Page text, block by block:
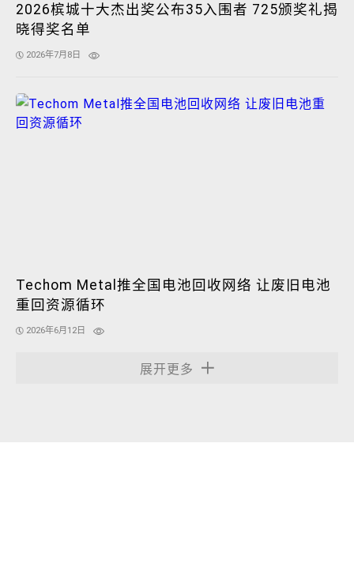
2026槟城十大杰出奖公布35入围者 725颁奖礼揭
晓得奖名单
2026年7月8日
Techom Metal推全国电池回收网络 让废旧电池
重回资源循环
2026年6月12日
展开更多